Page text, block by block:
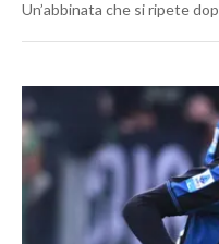
Un’abbinata che si ripete